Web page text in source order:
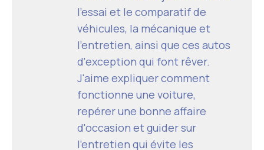
l'essai et le comparatif de
véhicules, la mécanique et
l'entretien, ainsi que ces autos
d'exception qui font rêver.
J'aime expliquer comment
fonctionne une voiture,
repérer une bonne affaire
d'occasion et guider sur
l'entretien qui évite les